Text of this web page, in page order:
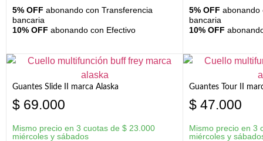
5% OFF abonando con Transferencia
bancaria
10% OFF abonando con Efectivo
5% OFF abonando
bancaria
10% OFF
Guantes Slide II marca Alaska
$ 69.000
Mismo precio en 3 cuotas de $ 23.000
miércoles y sábados
Guantes Tour II
$ 47.000
Mismo precio en 3
miércoles y